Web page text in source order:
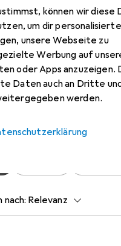
können wir diese
um dir personalisierte
unsere Webseite zu
Werbung auf
oder Apps anzuzeigen.
Daten auch an Dritte
werden.
185 cm
für
nach: Relevanz